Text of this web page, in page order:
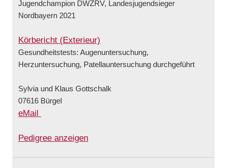
Jugendchampion DWZRV, Landesjugendsieger
Nordbayern 2021
Körbericht (Exterieur)
Gesundheitstests: Augenuntersuchung,
Herzuntersuchung, Patellauntersuchung durchgeführt
Sylvia und Klaus Gottschalk
07616 Bürgel
eMail
Pedigree anzeigen